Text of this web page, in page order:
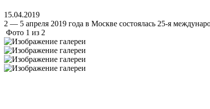
15.04.2019
2 — 5 апреля 2019 года в Москве состоялась 25-я
Фото 1 из 2